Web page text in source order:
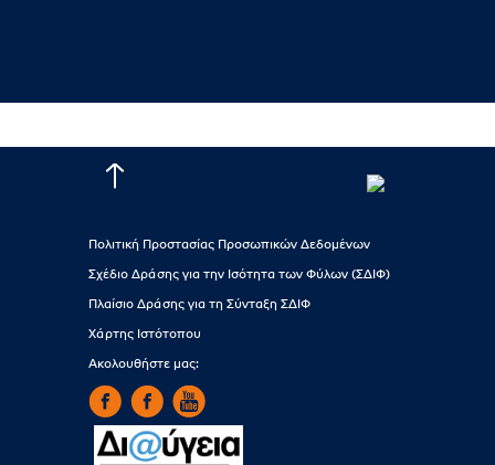
Πολιτική Προστασίας Προσωπικών Δεδομένων
Σχέδιο Δράσης για την Ισότητα των Φύλων (ΣΔΙΦ)
Πλαίσιο Δράσης για τη Σύνταξη ΣΔΙΦ
Χάρτης Ιστότοπου
Ακολουθήστε μας: